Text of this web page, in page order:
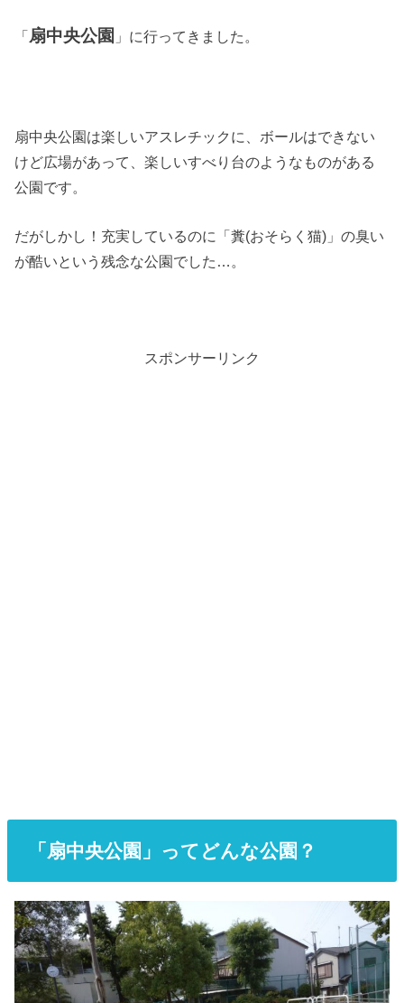
「扇中央公園 」に行ってきました。
扇中央公園は楽しいアスレチックに、ボールはできない
けど広場があって、楽しいすべり台のようなものがある
公園です。
だがしかし！充実しているのに「糞(おそらく猫)」の臭い
が酷いという残念な公園でした…。
スポンサーリンク
「扇中央公園」ってどんな公園？